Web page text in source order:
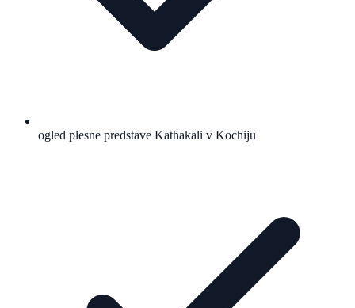
ogled plesne predstave Kathakali v Kochiju